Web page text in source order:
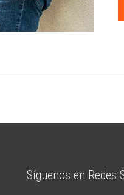
Síguenos en Redes